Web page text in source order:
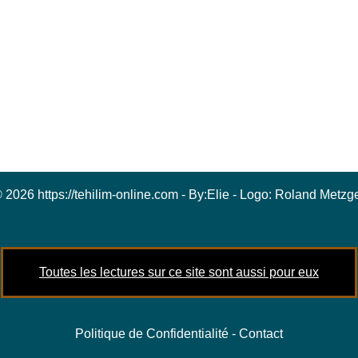
2026 https://tehilim-online.com - By:Elie - Logo: Roland
Toutes les lectures sur ce site sont aussi pour eux
Politique de Confidentialité - Contact